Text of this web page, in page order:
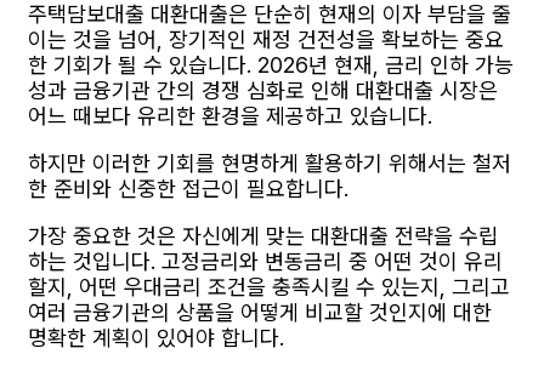
주택담보대출 대환대출은 단순히 현재의 이자 부담을 줄
이는 것을 넘어, 장기적인 재정 건전성을 확보하는 중요
한 기회가 될 수 있습니다. 2026년 현재, 금리 인하 가능
성과 금융기관 간의 경쟁 심화로 인해 대환대출 시장은
어느 때보다 유리한 환경을 제공하고 있습니다.
하지만 이러한 기회를 현명하게 활용하기 위해서는 철저
한 준비와 신중한 접근이 필요합니다.
가장 중요한 것은 자신에게 맞는 대환대출 전략을 수립
하는 것입니다. 고정금리와 변동금리 중 어떤 것이 유리
할지, 어떤 우대금리 조건을 충족시킬 수 있는지, 그리고
여러 금융기관의 상품을 어떻게 비교할 것인지에 대한
명확한 계획이 있어야 합니다.